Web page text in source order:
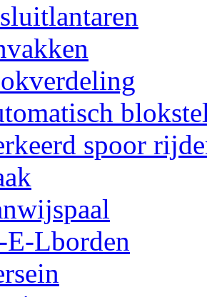
spoor
Lborden